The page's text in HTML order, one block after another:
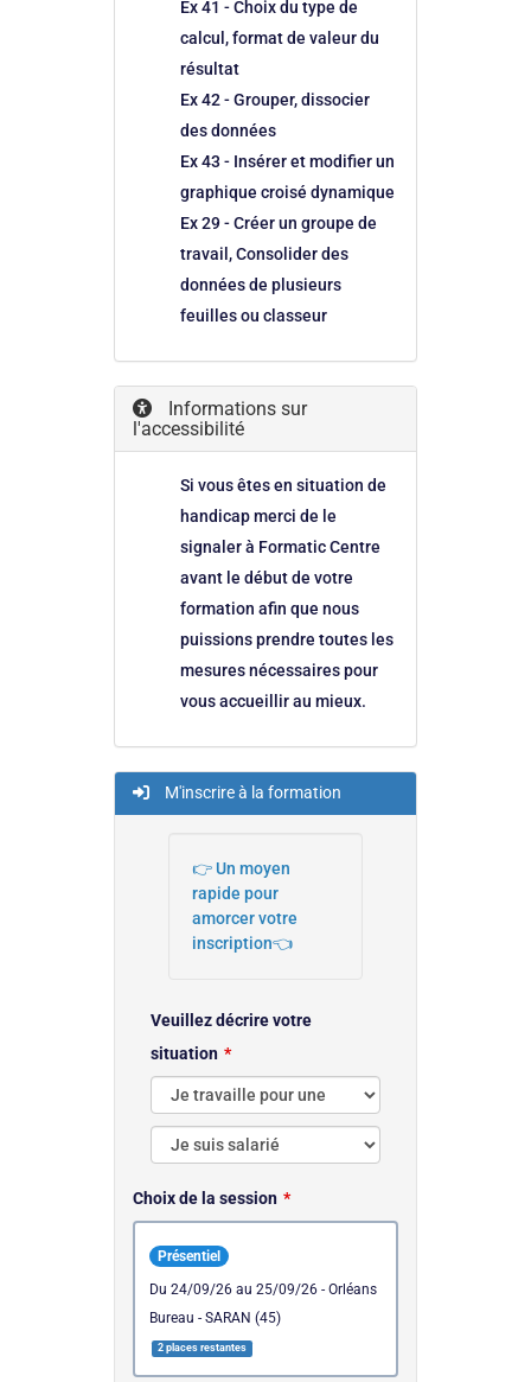
Ex 41 - Choix du type de
calcul, format de valeur du
résultat
Ex 42 - Grouper, dissocier
des données
Ex 43 - Insérer et modifier un
graphique croisé dynamique
Ex 29 - Créer un groupe de
travail, Consolider des
données de plusieurs
feuilles ou classeur
Informations sur
l'accessibilité
Si vous êtes en situation de
handicap merci de le
signaler à Formatic Centre
avant le début de votre
formation afin que nous
puissions prendre toutes les
mesures nécessaires pour
vous accueillir au mieux.
M'inscrire à la formation
👉 Un moyen
rapide pour
amorcer votre
inscription👈
Veuillez décrire votre
situation
Choix de la session
Présentiel
du 24/09/26 au 25/09/26 - Orléans
Bureau - SARAN (45)
2 places restantes